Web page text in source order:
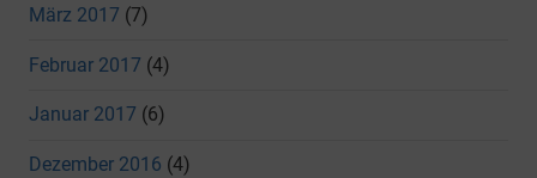
März 2017 (7)
Februar 2017 (4)
Januar 2017 (6)
Dezember 2016 (4)